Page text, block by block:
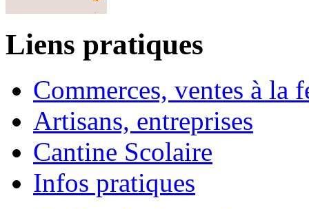
Liens pratiques
Commerces, ventes à la
Artisans, entreprises
Cantine Scolaire
Infos pratiques